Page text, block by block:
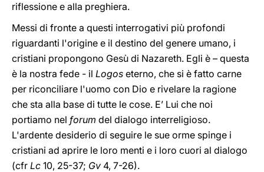
riflessione e alla preghiera.
Messi di fronte a questi interrogativi più profondi
riguardanti l'origine e il destino del genere umano, i
cristiani propongono Gesù di Nazareth. Egli è – questa
è la nostra fede - il Logos eterno, che si è fatto carne
per riconciliare l'uomo con Dio e rivelare la ragione
che sta alla base di tutte le cose. E’ Lui che noi
portiamo nel forum del dialogo interreligioso.
L'ardente desiderio di seguire le sue orme spinge i
cristiani ad aprire le loro menti e i loro cuori al dialogo
(cfr Lc 10, 25-37; Gv 4, 7-26).